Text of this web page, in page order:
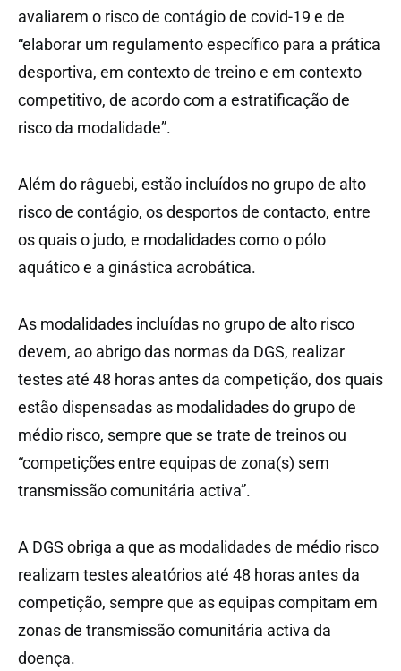
avaliarem o risco de contágio de covid-19 e de
“elaborar um regulamento específico para a prática
desportiva, em contexto de treino e em contexto
competitivo, de acordo com a estratificação de
risco da modalidade”.
Além do râguebi, estão incluídos no grupo de alto
risco de contágio, os desportos de contacto, entre
os quais o judo, e modalidades como o pólo
aquático e a ginástica acrobática.
As modalidades incluídas no grupo de alto risco
devem, ao abrigo das normas da DGS, realizar
testes até 48 horas antes da competição, dos quais
estão dispensadas as modalidades do grupo de
médio risco, sempre que se trate de treinos ou
“competições entre equipas de zona(s) sem
transmissão comunitária activa”.
A DGS obriga a que as modalidades de médio risco
realizam testes aleatórios até 48 horas antes da
competição, sempre que as equipas compitam em
zonas de transmissão comunitária activa da
doença.